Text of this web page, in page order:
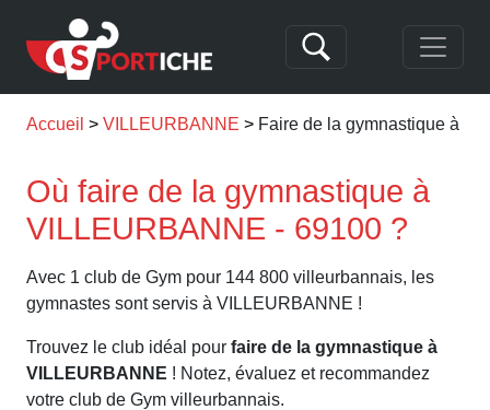
Accueil VILLEURBANNE Faire de la gymnastique à
Où faire de la gymnastique à
VILLEURBANNE - 69100 ?
Avec 1 club de Gym pour 144 800 villeurbannais, les
gymnastes sont servis à VILLEURBANNE !
Trouvez le club idéal pour faire de la gymnastique à
VILLEURBANNE ! Notez, évaluez et recommandez
votre club de Gym villeurbannais.